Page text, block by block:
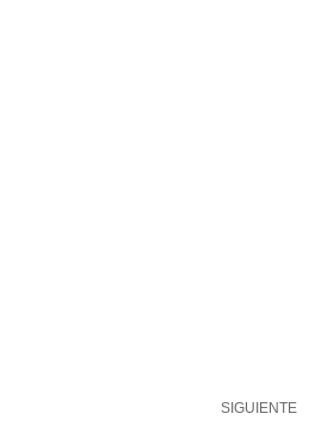
SIGUIENTE